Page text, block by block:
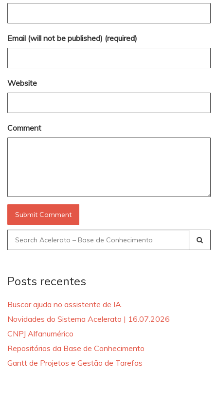
Email (will not be published) (required)
Website
Comment
Search
for:
Posts recentes
Buscar ajuda no assistente de IA.
Novidades do Sistema Acelerato | 16.07.2026
CNPJ Alfanumérico
Repositórios da Base de Conhecimento
Gantt de Projetos e Gestão de Tarefas